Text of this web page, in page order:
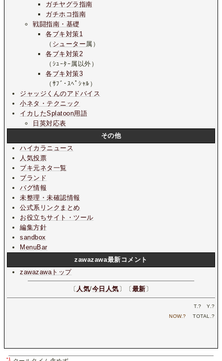
ガチヤグラ指南
ガチホコ指南
戦闘指南・基礎
各ブキ対策1
（ シューター属）
各ブキ対策2
（ｼｭｰﾀｰ属以外）
各ブキ対策3
（ｻﾌﾞ･ｽﾍﾟｼｬﾙ）
ジャッジくんのアドバイス
小ネタ・テクニック
イカしたSplatoon用語
日英対応表
その他
ハイカラニュース
人気投票
ブキ元ネタ一覧
ブランド
バグ情報
未整理・未確認情報
公式系リンクまとめ
お役立ちサイト・ツール
編集方針
sandbox
MenuBar
zawazawa最新コメント
zawazawaトップ
〔 人気/今日人気 〕〔 最新 〕
T.? Y.?
NOW.? TOTAL.?
*1